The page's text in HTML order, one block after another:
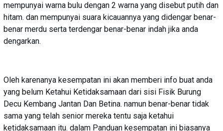
mempunyai warna bulu dengan 2 warna yang disebut putih dan
hitam. dan mempunyai suara kicauannya yang didengar benar-
benar merdu serta terdengar benar-benar indah jika anda
dengarkan.
Oleh karenanya kesempatan ini akan memberi info buat anda
yang belum Ketahui Ketidaksamaan dari sisi Fisik Burung
Decu Kembang Jantan Dan Betina. namun benar-benar tidak
sama yang telah senior mereka tentu saja ketahui
ketidaksamaan itu. dalam Panduan kesempatan ini biasanya